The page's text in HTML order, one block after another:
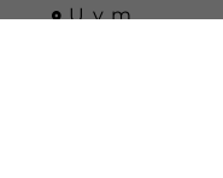
U. v. m.